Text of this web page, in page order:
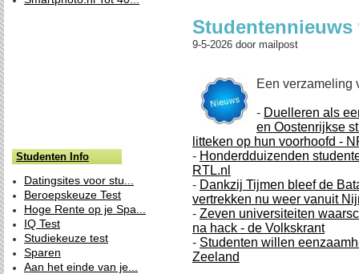
Studenten Info
Datingsites voor stu...
Beroepskeuze Test
Hoge Rente op je Spa...
IQ Test
Studiekeuze test
Sparen
Aan het einde van je...
Studentennieuws
9-5-2026 door mailpost
Een verzameling
- Duelleren als
en Oostenrijkse
litteken op hun voorhoofd -
- Honderdduizenden
RTL.nl
- Dankzij Tijmen bleef de
vertrekken nu weer vanuit
- Zeven universiteiten
na hack - de Volkskrant
- Studenten willen
Zeeland